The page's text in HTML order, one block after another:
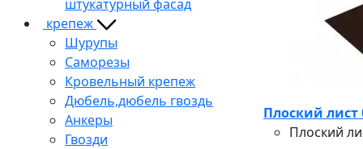
штукатурный фасад
крепеж
Шурупы
Саморезы
Кровельный крепеж
Дюбель,дюбель гвоздь
Анкеры
Гвозди
Плоский лист
Плоский